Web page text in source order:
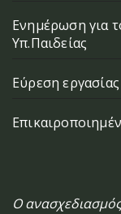
Ενημέρωση για
Υπ.Παιδείας
Εύρεση εργασίας
Ο ανασχεδιασμός